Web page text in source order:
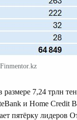
7,24 трлн
и Home Credit
пятёрку лидеров